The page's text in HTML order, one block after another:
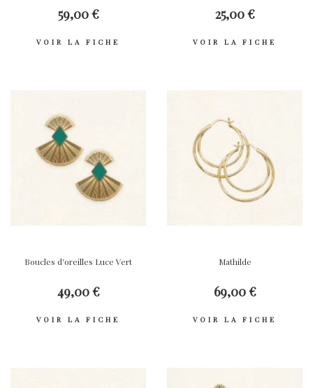
59,00 €
VOIR LA FICHE
25,00 €
VOIR LA FICHE
Boucles d'oreilles Luce Vert
49,00 €
VOIR LA FICHE
Mathilde
69,00 €
VOIR LA FICHE